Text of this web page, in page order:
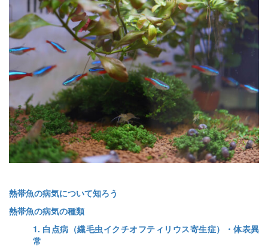
熱帯魚の病気について知ろう
熱帯魚の病気の種類
1. 白点病（繊毛虫イクチオフティリウス寄生症）・体表異
常